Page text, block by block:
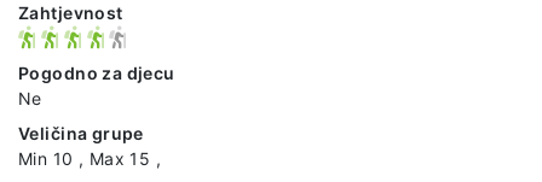
Zahtjevnost
Pogodno za djecu
Ne
Veličina grupe
Min 10 , Max 15 ,